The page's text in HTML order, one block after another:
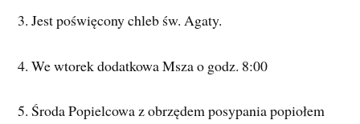
3. Jest poświęcony chleb św. Agaty.
4.We wtorek dodatkowa Msza o godz. 8:00
5. Środa Popielcowa z obrzędem posypania popiołem